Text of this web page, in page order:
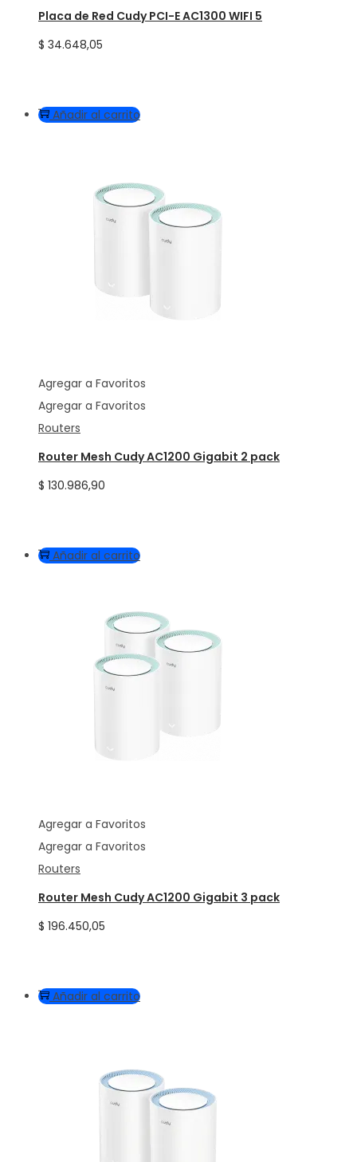
Placa de Red Cudy PCI-E AC1300 WIFI 5
$ 34.648,05
Añadir al carrito
Agregar a Favoritos
Agregar a Favoritos
Routers
Router Mesh Cudy AC1200 Gigabit 2 pack
$ 130.986,90
Añadir al carrito
Agregar a Favoritos
Agregar a Favoritos
Routers
Router Mesh Cudy AC1200 Gigabit 3 pack
$ 196.450,05
Añadir al carrito